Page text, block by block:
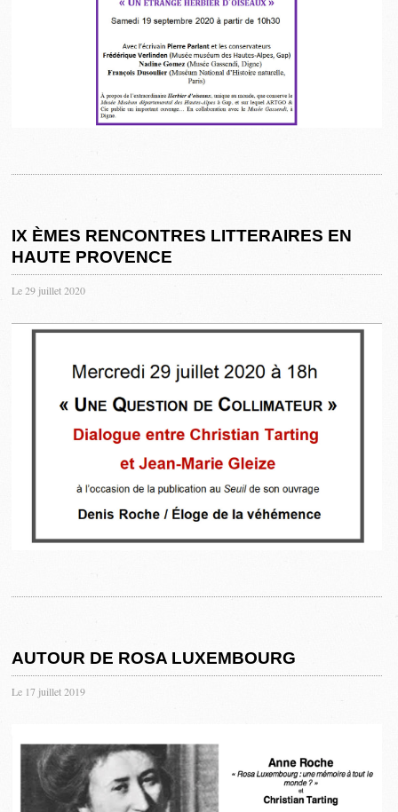
IX ÈMES RENCONTRES LITTERAIRES EN
HAUTE PROVENCE
Le 29 juillet 2020
AUTOUR DE ROSA LUXEMBOURG
Le 17 juillet 2019